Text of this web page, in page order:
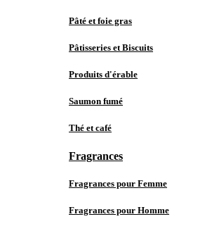
Pâté et foie gras
Pâtisseries et Biscuits
Produits d'érable
Saumon fumé
Thé et café
Fragrances
Fragrances pour Femme
Fragrances pour Homme